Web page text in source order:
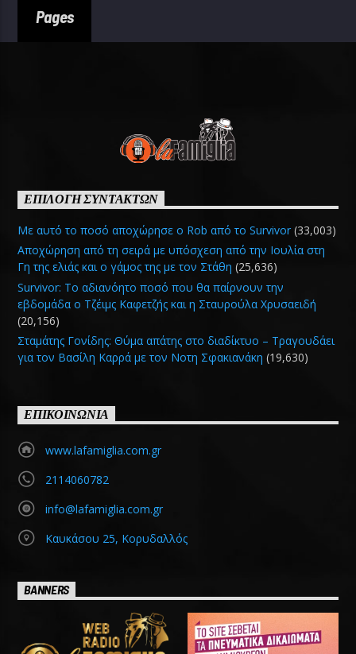
Pages
ΕΠΙΛΟΓΗ ΣΥΝΤΑΚΤΩΝ
Με αυτό το ποσό αποχώρησε ο Rob από το Survivor (33,003)
Αποχώρηση από τη σειρά με υπόσχεση από την Ιουλία στη
Γη της ελιάς και ο γάμος της με τον Στάθη (25,636)
Survivor: Το αδιανόητο ποσό που θα παίρνουν την
εβδομάδα ο Τζέιμς Καφετζής και η Σταυρούλα Χρυσαειδή
(20,156)
Σταμάτης Γονίδης: Θύμα απάτης στο διαδίκτυο – Τραγουδάει
για τον Βασίλη Καρρά με τον Νοτη Σφακιανάκη (19,630)
ΕΠΙΚΟΙΝΩΝΙΑ
www.lafamiglia.com.gr
2114060782
info@lafamiglia.com.gr
Καυκάσου 25, Κορυδαλλός
BANNERS